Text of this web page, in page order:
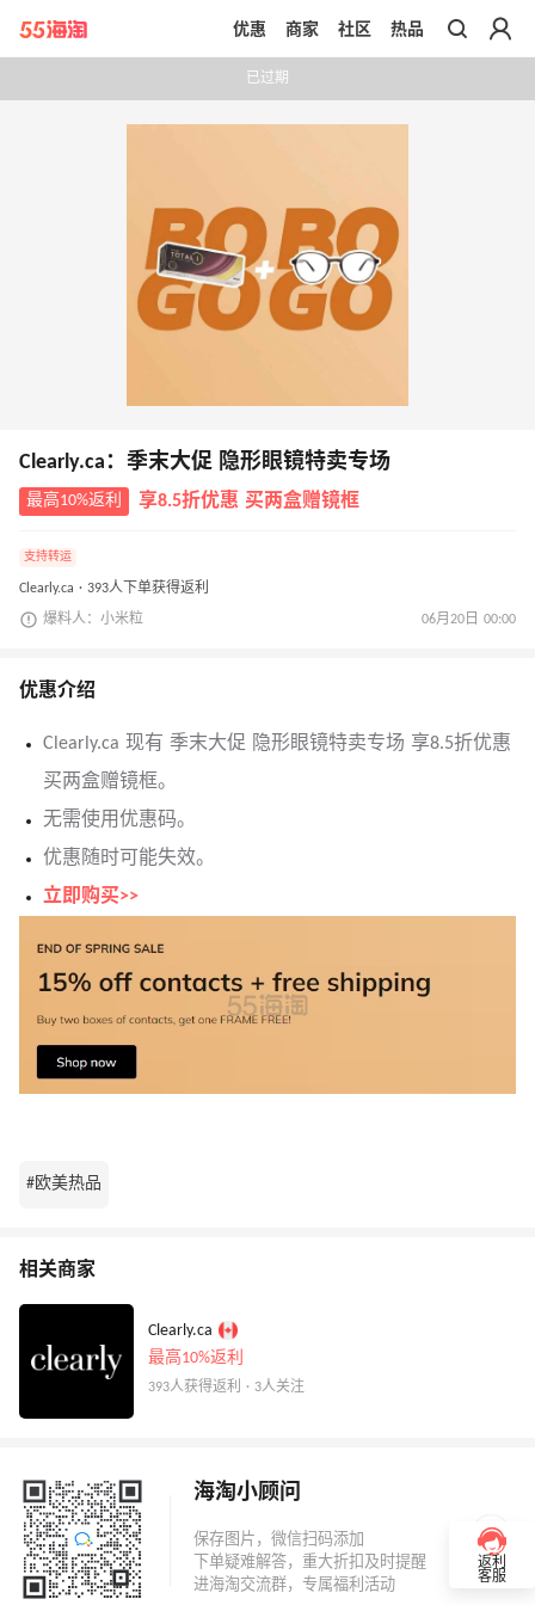
带你去官网买正品
优惠 商家 社区 热品
已过期
Clearly.ca：季末大促 隐形眼镜特卖专场
最高10%返利 享8.5折优惠 买两盒赠镜框
支持转运
Clearly.ca · 393人下单获得返利
爆料人：小米粒 06月20日 00:00
优惠介绍
Clearly.ca 现有 季末大促 隐形眼镜特卖专场 享8.5折优惠
买两盒赠镜框。
无需使用优惠码。
优惠随时可能失效。
立即购买>>
#欧美热品
相关商家
Clearly.ca
最高10%返利
393人获得返利 · 3人关注
海淘小顾问
返利
客服